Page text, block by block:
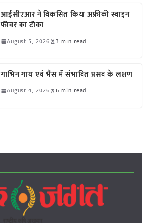
आईसीएआर ने विकसित किया अफ्रीकी स्वाइन
फीवर का टीका
August 5, 2026 3 min read
गाभिन गाय एवं भैंस में संभावित प्रसव के लक्षण
August 4, 2026 6 min read